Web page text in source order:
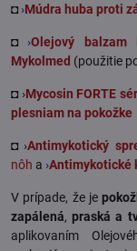
◘ ›Múdra huba proti
◘ ›Olejový balzam
Mykolmed (použitie
◘ ›Mycosin FORTE
plesniam na pokožke
◘ ›Antimykotický
nôh a ›Antimykotické
V prípade, že je
zapálená,praská a
aplikovaním